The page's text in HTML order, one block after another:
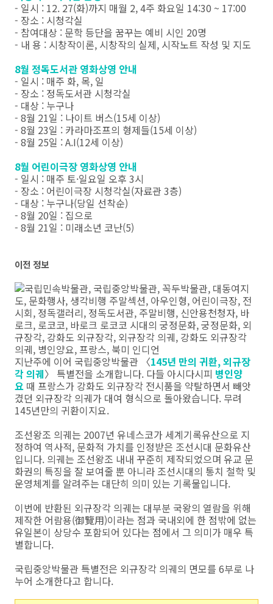
- 일시 : 12. 27(화)까지 매월 2, 4주 화요일 14:30 ~ 17:00
- 장소 : 시청각실
- 참여대상 : 문학 등단을 꿈꾸는 예비 시인 20명
- 내 용 : 시창작이론, 시창작의 실제, 시작노트 작성 및 지도
8월 정독도서관 영화상영 안내
- 일시 : 매주 화, 목, 일
- 장소 : 정독도서관 시청각실
- 대상 : 누구나
- 8월 21일 : 나이트 버스(15세 이상)
- 8월 23일 : 카라마조프의 형제들(15세 이상)
- 8월 25일 : A.I(12세 이상)
8월 어린이극장 영화상영 안내
- 일시 : 매주 토·일요일 오후 3시
- 장소 : 어린이극장 시청각실(자료관 3층)
- 대상 : 누구나(당일 선착순)
- 8월 20일 : 집으로
- 8월 21일 : 미래소년 코난(5)
이전 정보
지난주에 이어 국립중앙박물관 〈145년 만의 귀환, 외규장
각 의궤〉 특별전을 소개합니다. 다들 아시다시피 병인양
요 때 프랑스가 강화도 외규장각 전시품을 약탈하면서 빼앗
겼던 외규장각 의궤가 대여 형식으로 돌아왔습니다. 무려
145년만의 귀환이지요.
조선왕조 의궤는 2007년 유네스코가 세계기록유산으로 지
정하여 역사적, 문화적 가치를 인정받은 조선시대 문화유산
입니다. 의궤는 조선왕조 내내 꾸준히 제작되었으며 유교 문
화권의 특징을 잘 보여줄 뿐 아니라 조선시대의 통치 철학 및
운영체계를 알려주는 대단히 의미 있는 기록물입니다.
이번에 반환된 외규장각 의궤는 대부분 국왕의 열람을 위해
제작한 어람용(御覽用)이라는 점과 국내외에 한 점밖에 없는
유일본이 상당수 포함되어 있다는 점에서 그 의미가 매우 특
별합니다.
국립중앙박물관 특별전은 외규장각 의궤의 면모를 6부로 나
누어 소개한다고 합니다.